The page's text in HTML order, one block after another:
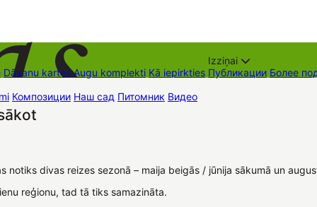
Dāvanu kartes Augu komplekti Kā iepirkties
Izziņai
Публикации Более
Композиции Наш сад Питомник Видео
notiks divas reizes sezonā – maija beigās / jūnija sākumā un
reģionu, tad tā tiks samazināta.